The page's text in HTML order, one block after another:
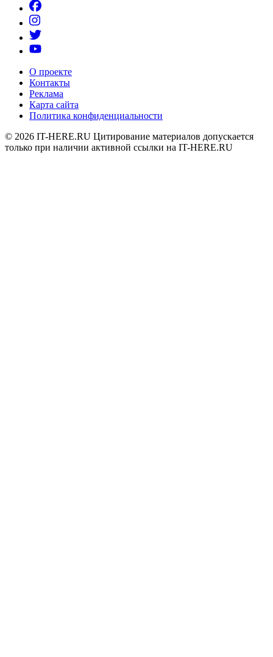
О проекте
Контакты
Реклама
Карта сайта
Политика конфиденциальности
© 2026 IT-HERE.RU Цитирование материалов допускается
только при наличии активной ссылки на IT-HERE.RU